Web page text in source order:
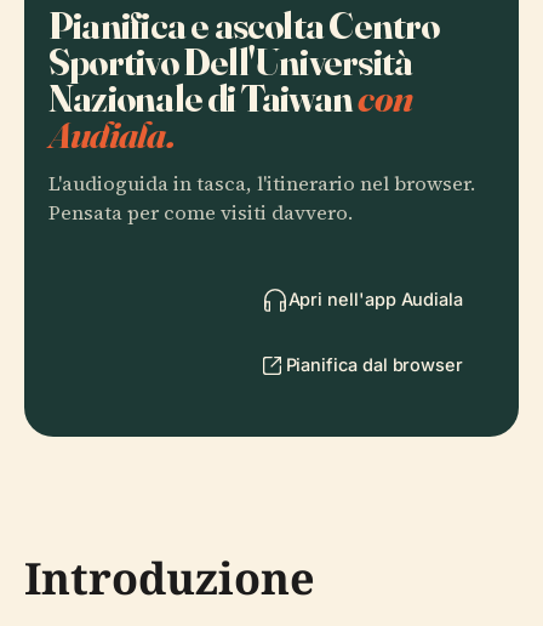
Pianifica e ascolta Centro
Sportivo Dell'Università
Nazionale di Taiwancon
Audiala.
L'audioguida in tasca, l'itinerario nel browser.
Pensata per come visiti davvero.
Apri nell'app Audiala
Pianifica dal browser
Introduzione